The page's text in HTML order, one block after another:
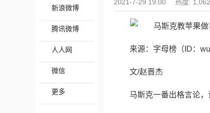
新浪微博
腾讯微博
人人网
微信
更多
2021-7-29 19:00 热度: 1,062
来源：字母榜（ID：
文/赵晋杰
马斯克一番出格言论